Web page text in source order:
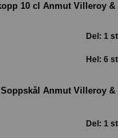
10 cl Anmut Villeroy &
Del: 1 st
Hel: 6 st
Soppskål Anmut Villeroy &
Del: 1 st